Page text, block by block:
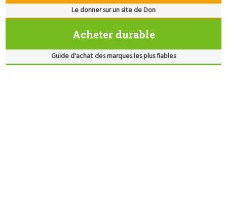
Le donner sur un site de Don
Acheter durable
Guide d'achat des marques les plus fiables